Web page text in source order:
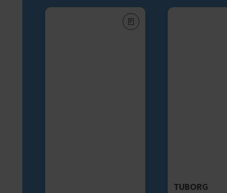
TUBORG